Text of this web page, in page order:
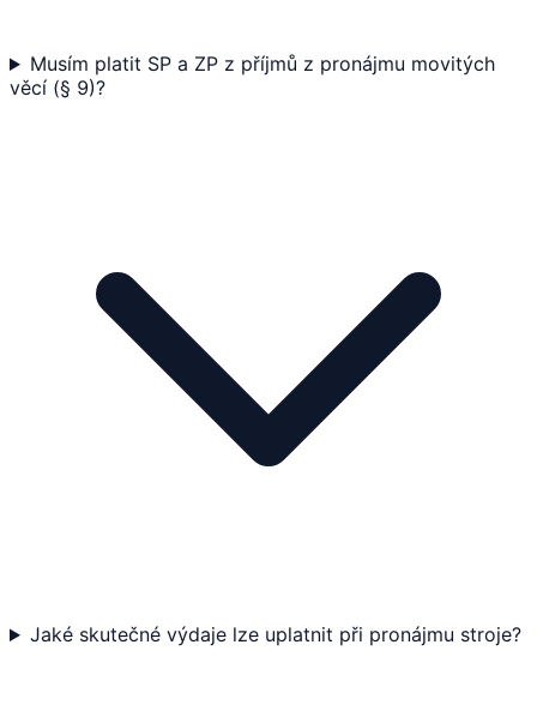
Musím platit SP a ZP z příjmů z pronájmu movitých
věcí (§ 9)?
Jaké skutečné výdaje lze uplatnit při pronájmu stroje?